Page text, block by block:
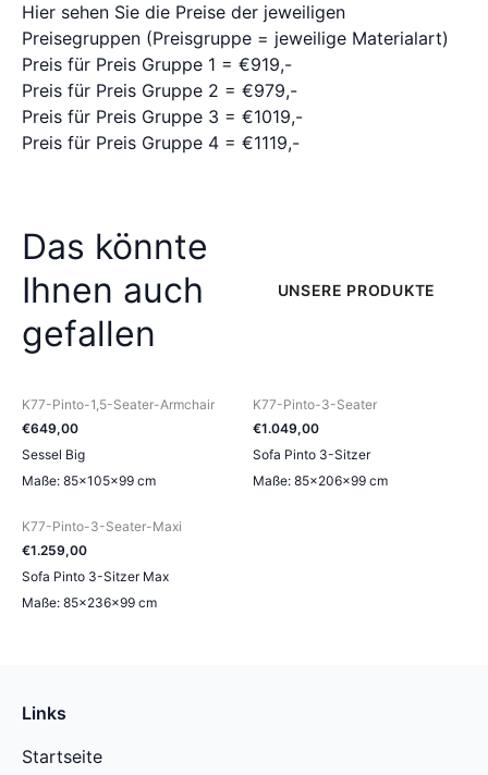
Hier sehen Sie die Preise der jeweiligen
Preisegruppen (Preisgruppe = jeweilige Materialart)
Preis für Preis Gruppe 1 = €919,-
Preis für Preis Gruppe 2 = €979,-
Preis für Preis Gruppe 3 = €1019,-
Preis für Preis Gruppe 4 = €1119,-
Das könnte
Ihnen auch
gefallen
UNSERE PRODUKTE
K77-Pinto-1,5-Seater-Armchair
€649,00
Sessel Big
Maße: 85×105×99 cm
K77-Pinto-3-Seater
€1.049,00
Sofa Pinto 3-Sitzer
Maße: 85×206×99 cm
K77-Pinto-3-Seater-Maxi
€1.259,00
Sofa Pinto 3-Sitzer Max
Maße: 85×236×99 cm
Links
Startseite